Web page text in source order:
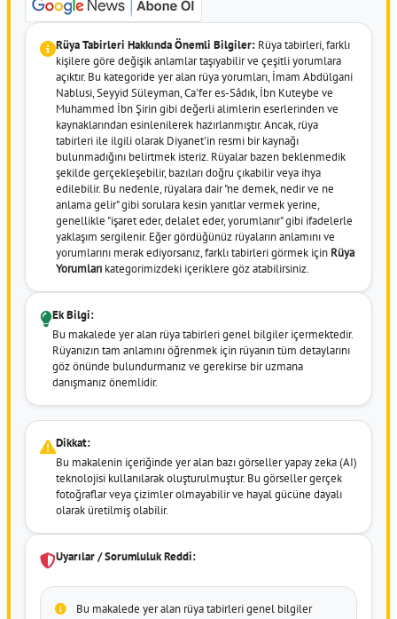
Rüya Tabirleri Hakkında Önemli Bilgiler: Rüya tabirleri, farklı
kişilere göre değişik anlamlar taşıyabilir ve çeşitli yorumlara
açıktır. Bu kategoride yer alan rüya yorumları, İmam Abdülgani
Nablusi, Seyyid Süleyman, Ca'fer es-Sâdık, İbn Kuteybe ve
Muhammed İbn Şirin gibi değerli alimlerin eserlerinden ve
kaynaklarından esinlenilerek hazırlanmıştır. Ancak, rüya
tabirleri ile ilgili olarak Diyanet'in resmi bir kaynağı
bulunmadığını belirtmek isteriz. Rüyalar bazen beklenmedik
şekilde gerçekleşebilir, bazıları doğru çıkabilir veya ihya
edilebilir. Bu nedenle, rüyalara dair "ne demek, nedir ve ne
anlama gelir" gibi sorulara kesin yanıtlar vermek yerine,
genellikle "işaret eder, delalet eder, yorumlanır" gibi ifadelerle
yaklaşım sergilenir. Eğer gördüğünüz rüyaların anlamını ve
yorumlarını merak ediyorsanız, farklı tabirleri görmek için Rüya
Yorumları kategorimizdeki içeriklere göz atabilirsiniz.
Ek Bilgi:
Bu makalede yer alan rüya tabirleri genel bilgiler içermektedir.
Rüyanızın tam anlamını öğrenmek için rüyanın tüm detaylarını
göz önünde bulundurmanız ve gerekirse bir uzmana
danışmanız önemlidir.
Dikkat:
Bu makalenin içeriğinde yer alan bazı görseller yapay zeka (AI)
teknolojisi kullanılarak oluşturulmuştur. Bu görseller gerçek
fotoğraflar veya çizimler olmayabilir ve hayal gücüne dayalı
olarak üretilmiş olabilir.
Uyarılar / Sorumluluk Reddi:
Bu makalede yer alan rüya tabirleri genel bilgiler